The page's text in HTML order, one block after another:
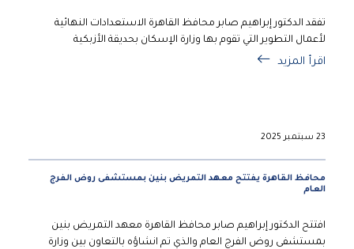
تفقد الدكتور إبراهيم صابر محافظ القاهرة الاستعدادات النهائية
لأعمال التطوير التي تقوم بها وزارة الإسكان بحديقة الأزبكية
اقرأ المزيد
23 سبتمبر 2025
محافظ القاهرة يفتتح معهد التمريض بنين بمستشفى روض الفرج
العام
افتتح الدكتور إبراهيم صابر محافظ القاهرة معهد التمريض بنين
بمستشفى روض الفرج العام والذي تم انشاؤه بالتعاون بين وزارة